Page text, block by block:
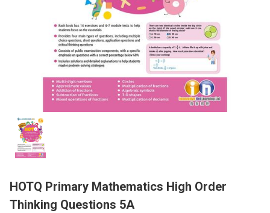
HOTQ Primary Mathematics High Order
Thinking Questions 5A